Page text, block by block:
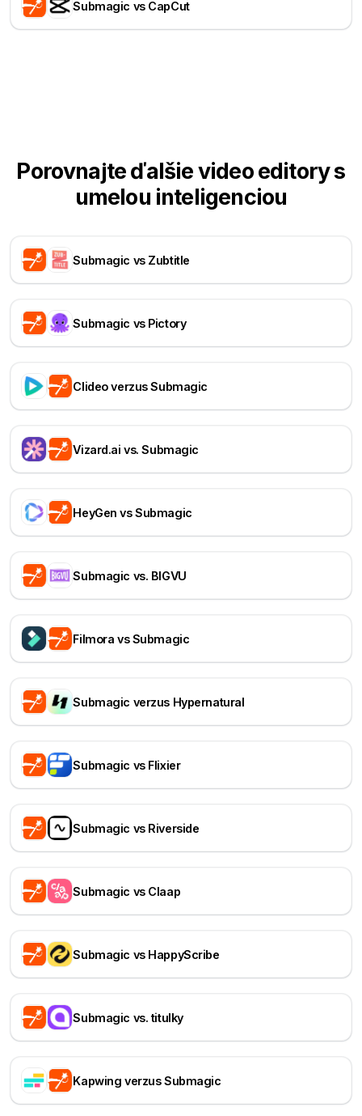
Submagic vs CapCut
Porovnajte ďalšie video editory s
umelou inteligenciou
Submagic vs Zubtitle
Submagic vs Pictory
Clideo verzus Submagic
Vizard.ai vs. Submagic
HeyGen vs Submagic
Submagic vs. BIGVU
Filmora vs Submagic
Submagic verzus Hypernatural
Submagic vs Flixier
Submagic vs Riverside
Submagic vs Claap
Submagic vs HappyScribe
Submagic vs. titulky
Kapwing verzus Submagic